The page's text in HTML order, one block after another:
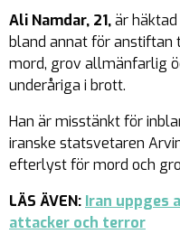
Ali Namdar, 21,är
bland annat för
mord, grov allmänfarlig
underåriga i brott.
Han är misstänkt för
iranske statsvetaren
efterlyst för mord och
LÄS ÄVEN: Iran uppges
attacker och terror